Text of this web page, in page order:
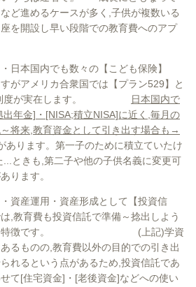
ど進めるケースが多く,子供が複数いる
を開設し早い段階での教育費へのアプ
ます。
日本国内でも数々の【こども保険】
がアメリカ合衆国では【プラン529】と
立制度が実在します。
日本国内で
年金]・[NISA;積立NISA]に近く,毎月の
将来,教育資金として引き出す場合も→
あります。第一子のために積立ていたけ
...ときも,第二子や他の子供名義に変更可
ります。
・資産運用・資産形成として【投資信
,教育費も投資信託で準備～捻出しよう
いのも特徴です。 (上記)学資
るものの,教育費以外の目的での引き出
れるという点があるため,投資信託であ
て[住宅資金]・[老後資金]などへの使い